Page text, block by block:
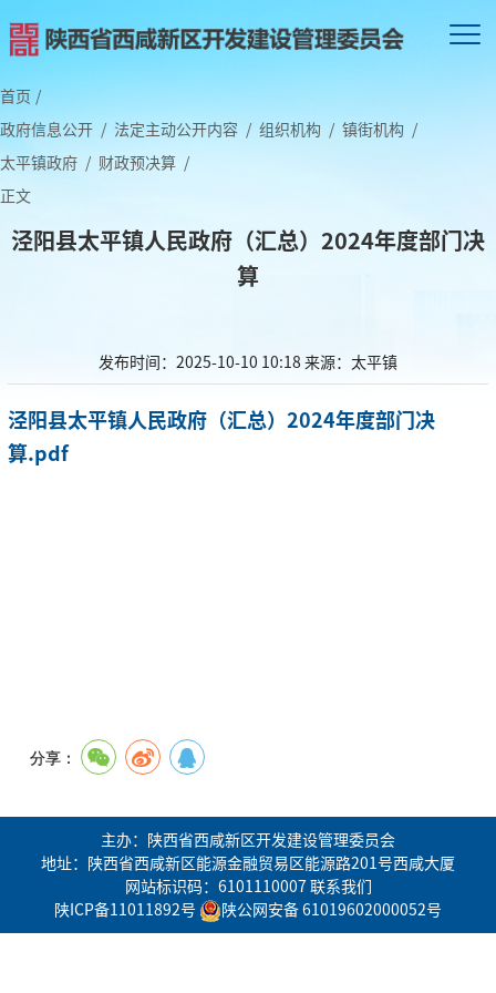
首页 /
政府信息公开 / 法定主动公开内容 / 组织机构 / 镇街机构 /
太平镇政府 / 财政预决算 /
正文
泾阳县太平镇人民政府（汇总）2024年度部门决
算
发布时间：2025-10-10 10:18 来源：太平镇
泾阳县太平镇人民政府（汇总）2024年度部门决
算.pdf
分享：
主办：陕西省西咸新区开发建设管理委员会
地址：陕西省西咸新区能源金融贸易区能源路201号西咸大厦
网站标识码：6101110007 联系我们
陕ICP备11011892号
陕公网安备 61019602000052号